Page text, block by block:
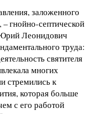
заложенного
гнойно-септической
Леонидович
труда:
святителя
многих
стремились к
которая больше
с его работой